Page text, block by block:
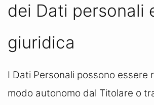
dei Dati personali
giuridica
I Dati Personali possono essere
modo autonomo dal Titolare o